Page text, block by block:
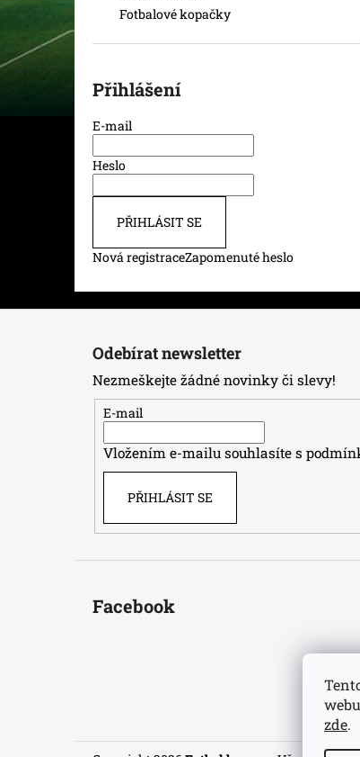
zde.
Fotbalové kopačky
Přihlášení
E-mail
Heslo
PŘIHLÁSIT SE
Nová registraceZapomenuté heslo
Odebírat newsletter
Nezmeškejte žádné novinky či slevy!
E-mail
Vložením e-mailu souhlasíte s
PŘIHLÁSIT SE
Facebook